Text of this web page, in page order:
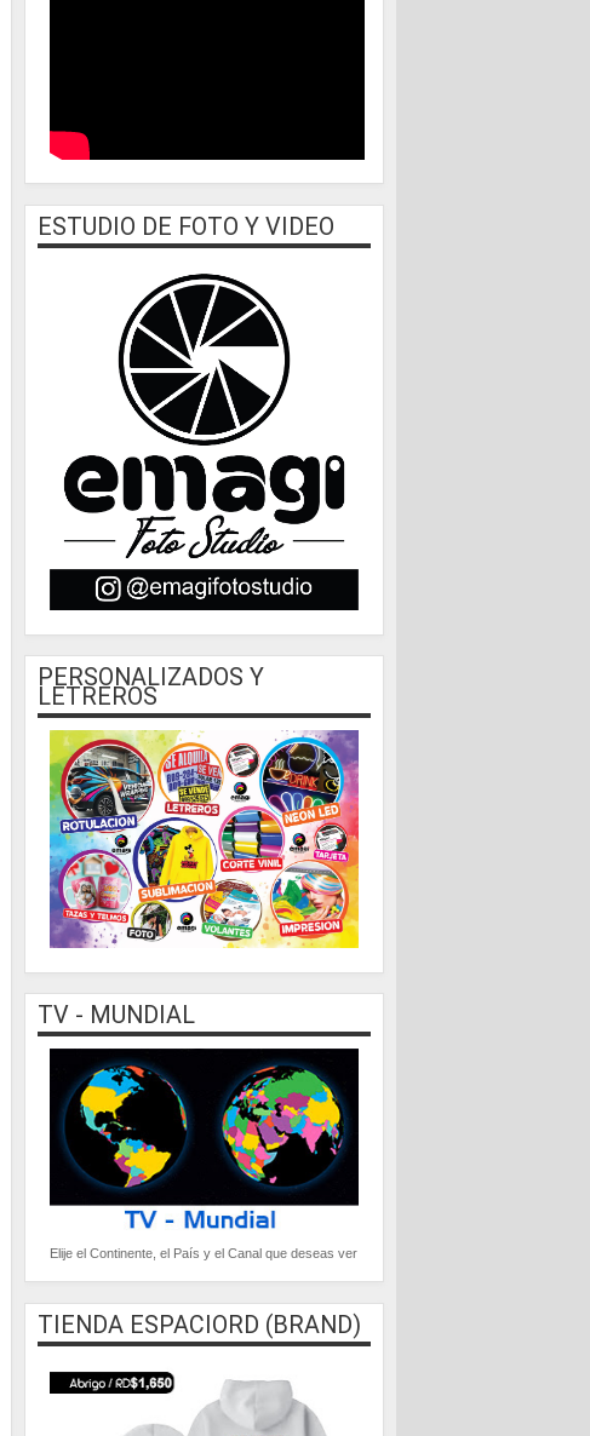
ESTUDIO DE FOTO Y VIDEO
PERSONALIZADOS Y
LETREROS
TV - MUNDIAL
Elije el Continente, el País y el Canal que deseas ver
TIENDA ESPACIORD (BRAND)